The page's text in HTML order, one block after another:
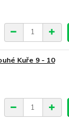
Kuře 9 - 10